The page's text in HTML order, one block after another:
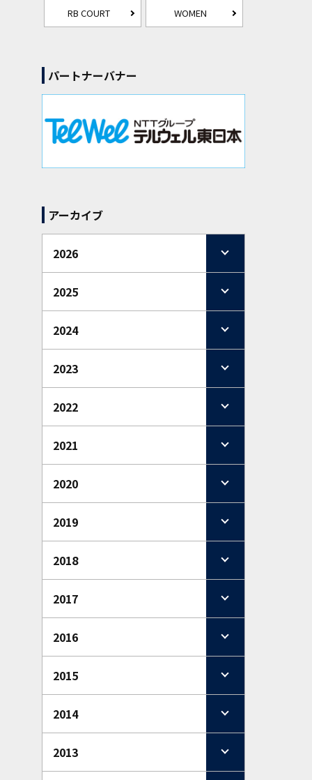
RB COURT WOMEN
パートナーバナー
アーカイブ
2026
2025
2024
2023
2022
2021
2020
2019
2018
2017
2016
2015
2014
2013